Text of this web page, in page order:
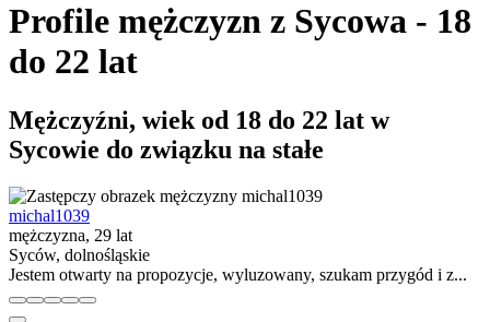
Profile mężczyzn z Sycowa - 18
do 22 lat
Mężczyźni, wiek od 18 do 22 lat w
Sycowie do związku na stałe
michal1039
mężczyzna, 29 lat
Syców, dolnośląskie
Jestem otwarty na propozycje, wyluzowany, szukam przygód i z...